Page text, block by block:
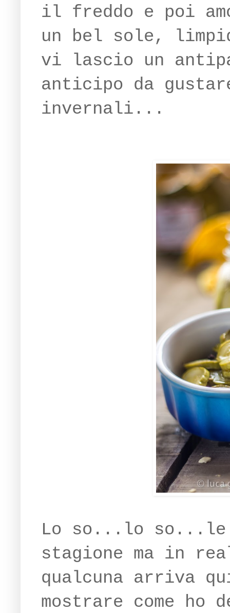
il freddo e poi
un bel sole,
vi lascio un
anticipo da
invernali...
Lo so...lo so...le
stagione ma in
qualcuna arriva
mostrare come ho